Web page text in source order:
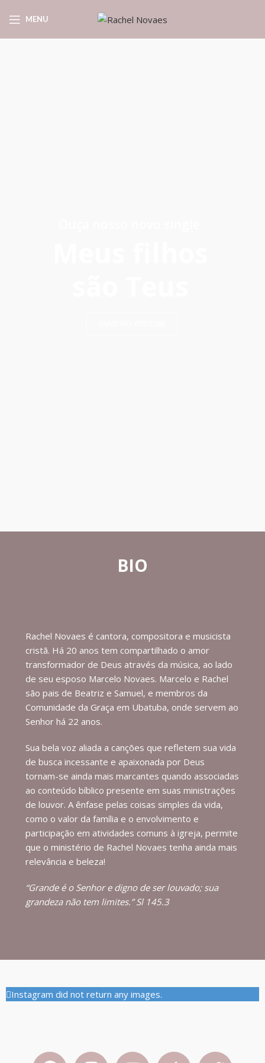
MENU
BIO
Rachel Novaes é cantora, compositora e musicista
cristã. Há 20 anos tem compartilhado o amor
transformador de Deus através da música, ao lado
de seu esposo Marcelo Novaes. Marcelo e Rachel
são pais de Beatriz e Samuel, e membros da
Comunidade da Graça em Ubatuba, onde servem ao
Senhor há 22 anos.
Sua bela voz aliada a canções que refletem sua vida
de busca incessante e apaixonada por Deus
tornam-se ainda mais marcantes quando associadas
ao conteúdo bíblico presente em suas ministrações
de louvor. A ênfase pelas coisas simples da vida,
como o valor da família e o envolvimento e
participação em atividades comuns à igreja, permite
que o ministério de Rachel Novaes tenha ainda mais
relevância e beleza!
“Grande é o Senhor e digno de ser louvado; sua
grandeza não tem limites.” Sl 145.3
Instagram did not return any images.